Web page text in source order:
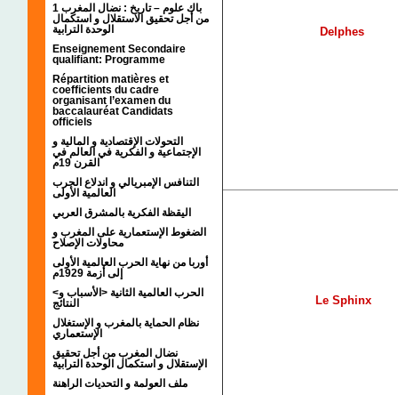
1 باك علوم – تاريخ : نضال المغرب
من أجل تحقيق الاستقلال و استكمال
الوحدة الترابية
Enseignement Secondaire
qualifiant: Programme
Répartition matières et
coefficients du cadre
organisant l’examen du
baccalauréat Candidats
officiels
التحولات الإقتصادية و المالية و
الإجتماعية و الفكرية في العالم في
القرن 19م
التنافس الإمبريالي و اندلاع الحرب
العالمية الأولى
اليقظة الفكرية بالمشرق العربي
الضغوط الإستعمارية على المغرب و
محاولات الإصلاح
أوربا من نهاية الحرب العالمية الأولى
إلى أزمة 1929م
<الحرب العالمية الثانية <الأسباب و
النتائج
نظام الحماية بالمغرب و الإستغلال
الإستعماري
نضال المغرب من أجل تحقيق
الإستقلال و استكمال الوحدة الترابية
ملف العولمة و التحديات الراهنة
Delphes
Le Sphinx